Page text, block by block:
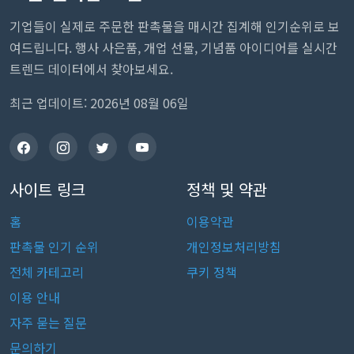
기업들이 실제로 주문한 판촉물을 매시간 집계해 인기순위로 보
여드립니다. 행사 사은품, 개업 선물, 기념품 아이디어를 실시간
트렌드 데이터에서 찾아보세요.
최근 업데이트: 2026년 08월 06일
사이트 링크
홈
판촉물 인기 순위
전체 카테고리
이용 안내
자주 묻는 질문
문의하기
정책 및 약관
이용약관
개인정보처리방침
쿠키 정책